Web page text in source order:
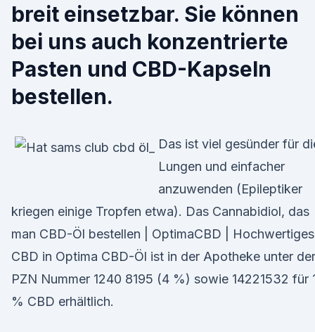
breit einsetzbar. Sie können
bei uns auch konzentrierte
Pasten und CBD-Kapseln
bestellen.
Das ist viel gesünder für
Lungen und einfacher
anzuwenden (Epileptiker
kriegen einige Tropfen etwa). Das Cannabidiol, das
man CBD-Öl bestellen | OptimaCBD | Hochwertiges
CBD in Optima CBD-Öl ist in der Apotheke unter der
PZN Nummer 1240 8195 (4 %) sowie 14221532 für
% CBD erhältlich.